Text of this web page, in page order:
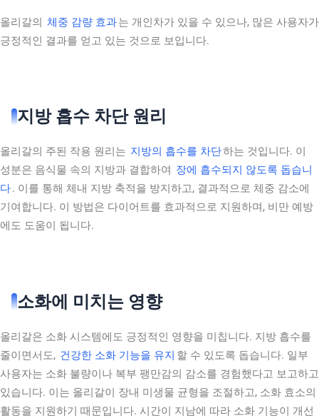
올리갈의 체중 감량 효과는 개인차가 있을 수 있으나, 많은 사용자가
긍정적인 결과를 얻고 있는 것으로 보입니다.
지방 흡수 차단 원리
올리갈의 주된 작용 원리는 지방의 흡수를 차단하는 것입니다. 이
성분은 음식물 속의 지방과 결합하여 장에 흡수되지 않도록 돕습니
다. 이를 통해 체내 지방 축적을 방지하고, 결과적으로 체중 감소에
기여합니다. 이 방법은 다이어트를 효과적으로 지원하며, 비만 예방
에도 도움이 됩니다.
소화에 미치는 영향
올리갈은 소화 시스템에도 긍정적인 영향을 미칩니다. 지방 흡수를
줄이면서도, 건강한 소화 기능을 유지 할 수 있도록 돕습니다. 일부
사용자는 소화 불량이나 복부 팽만감의 감소를 경험했다고 보고하고
있습니다. 이는 올리갈이 장내 미생물 균형을 조절하고, 소화 효소의
활동을 지원하기 때문입니다. 시간이 지남에 따라 소화 기능이 개선